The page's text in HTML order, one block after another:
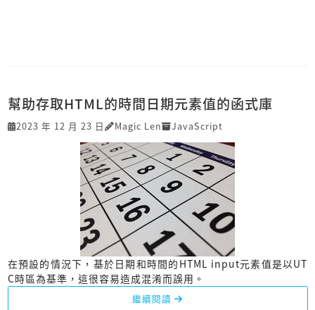
幫助存取HTML的時間日期元素值的函式庫
2023 年 12 月 23 日 Magic Len JavaScript
在預設的情況下，基於日期和時間的HTML input元素值是以UT
C時區為基準，這很容易造成混淆而誤用。
繼續閱讀